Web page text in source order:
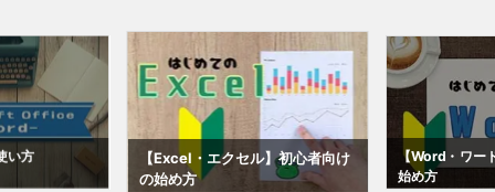

検索
い方
【Excel・エクセル】初心者向け
の始め方
【Word・ワー
始め方